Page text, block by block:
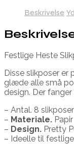
Beskrivelse
Festlige Heste
Disse slikposer
glæde alle små
design. Der
– Antal. 8 slikposer
– Materiale. Papir
– Design. Pretty
– Ideelle til